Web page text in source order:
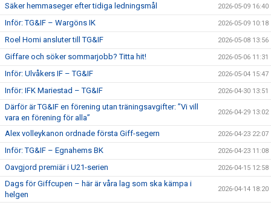
Säker hemmaseger efter tidiga ledningsmål 2026-05-09 16:40
Inför: TG&IF – Wargöns IK 2026-05-09 10:18
Roel Homi ansluter till TG&IF 2026-05-08 13:56
Giffare och söker sommarjobb? Titta hit! 2026-05-06 11:31
Inför: Ulvåkers IF – TG&IF 2026-05-04 15:47
Inför: IFK Mariestad – TG&IF 2026-04-30 13:51
Därför är TG&IF en förening utan träningsavgifter: ”Vi vill
vara en förening för alla”
2026-04-29 13:02
Alex volleykanon ordnade första Giff-segern 2026-04-23 22:07
Inför: TG&IF – Egnahems BK 2026-04-23 11:08
Oavgjord premiär i U21-serien 2026-04-15 12:58
Dags för Giffcupen – här är våra lag som ska kämpa i
helgen
2026-04-14 18:20